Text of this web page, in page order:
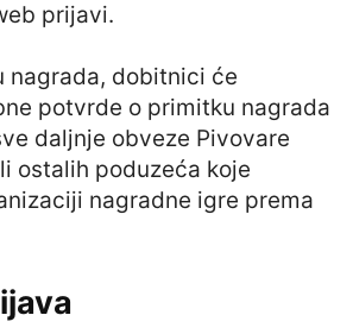
prijavi.
nagrada, dobitnici će
potvrde o primitku nagrada
daljnje obveze Pivovare
ostalih poduzeća koje
nagradne igre prema